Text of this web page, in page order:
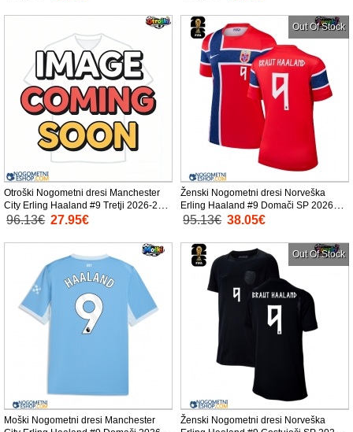
Otroški Nogometni dresi Manchester
City Erling Haaland #9 Tretji 2026-27
Kratek Rokav (+ Kratke hlače)
96.13€ 27.95€
Out Of Stock
Ženski Nogometni dresi Norveška
Erling Haaland #9 Domači SP 2026
Kratek Rokav
95.13€ 38.05€
Moški Nogometni dresi Manchester
Out Of Stock
Ženski Nogometni dresi Norveška